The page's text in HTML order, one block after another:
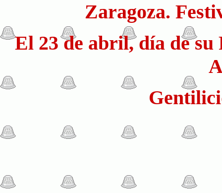
Zaragoza.
El 23 de abril, día de su